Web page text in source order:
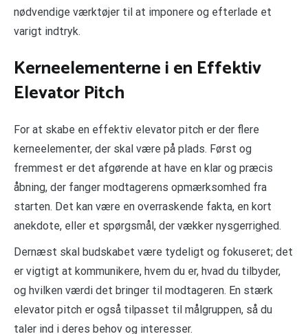
nødvendige værktøjer til at imponere og efterlade et
varigt indtryk.
Kerneelementerne i en Effektiv
Elevator Pitch
For at skabe en effektiv elevator pitch er der flere
kerneelementer, der skal være på plads. Først og
fremmest er det afgørende at have en klar og præcis
åbning, der fanger modtagerens opmærksomhed fra
starten. Det kan være en overraskende fakta, en kort
anekdote, eller et spørgsmål, der vækker nysgerrighed.
Dernæst skal budskabet være tydeligt og fokuseret; det
er vigtigt at kommunikere, hvem du er, hvad du tilbyder,
og hvilken værdi det bringer til modtageren. En stærk
elevator pitch er også tilpasset til målgruppen, så du
taler ind i deres behov og interesser.